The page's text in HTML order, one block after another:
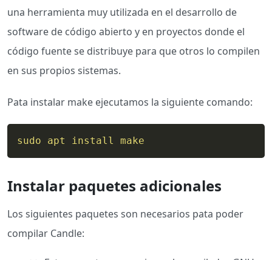
una herramienta muy utilizada en el desarrollo de
software de código abierto y en proyectos donde el
código fuente se distribuye para que otros lo compilen
en sus propios sistemas.
Pata instalar make ejecutamos la siguiente comando:
sudo apt install make
Instalar paquetes adicionales
Los siguientes paquetes son necesarios pata poder
compilar Candle: